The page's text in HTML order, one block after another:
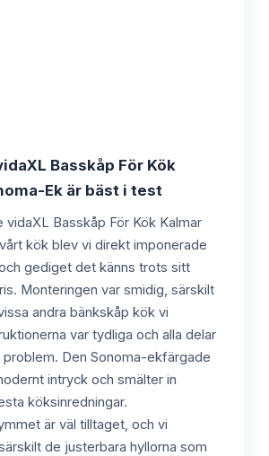
Basskåp För Kök
Ek är bäst i test
vidaXL Basskåp För Kök Kalmar
kök blev vi direkt imponerade
gediget det känns trots sitt
Monteringen var smidig, särskilt
andra bänkskåp kök vi
var tydliga och alla delar
problem. Den Sonoma-ekfärgade
intryck och smälter in
köksinredningar.
är väl tilltaget, och vi
de justerbara hyllorna som